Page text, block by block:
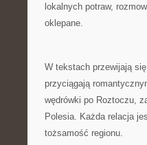
lokalnych potraw,
oklepane.
W tekstach przewijają
przyciągają
wędrówki po Roztoczu,
Polesia. Każda relacja
tożsamość regionu.